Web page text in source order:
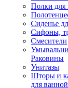
Полки для
Сиденье
Сифоны,
Смесители
Раковины
Унитазы
Шторы и
для ванной